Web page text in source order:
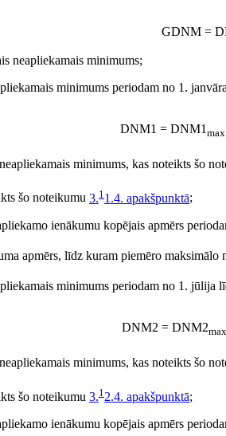
GDNM =
neapliekamais minimums;
minimums periodam no 1.
DNM1 = DNM1 max
minimums, kas noteikts šo
šo noteikumu 3.1 1.4. apakšpunktā;
ienākumu kopējais apmērs
apmērs, līdz kuram piemēro
minimums periodam no 1. jūlija
DNM2 = DNM2max
minimums, kas noteikts šo
šo noteikumu 3.1 2.4. apakšpunktā;
ienākumu kopējais apmērs